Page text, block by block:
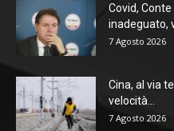
Covid,
inadeguato,
7 Agosto 2026
Cina, al via
velocità...
7 Agosto 2026